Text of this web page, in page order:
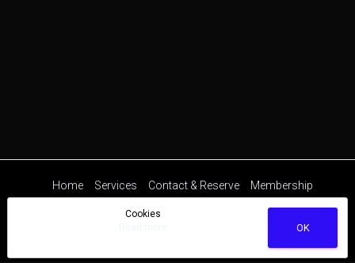
Home Services Contact & Reserve Membership
OK
Cookies